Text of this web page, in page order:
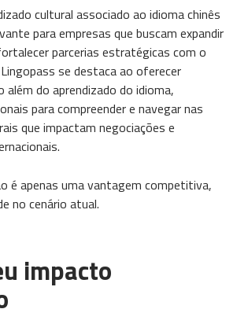
cultural associado ao idioma chinês
para empresas que buscam expandir
parcerias estratégicas com o
se destaca ao oferecer
do aprendizado do idioma,
para compreender e navegar nas
que impactam negociações e
é apenas uma vantagem competitiva,
no cenário atual.
impacto